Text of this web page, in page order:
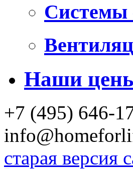
Системы
Наши
+7 (495) 646-
старая версия